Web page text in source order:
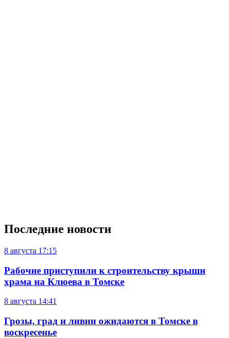
Последние новости
8 августа 17:15
Рабочие приступили к строительству крыши
храма на Клюева в Томске
8 августа 14:41
Грозы, град и ливни ожидаются в Томске в
воскресенье